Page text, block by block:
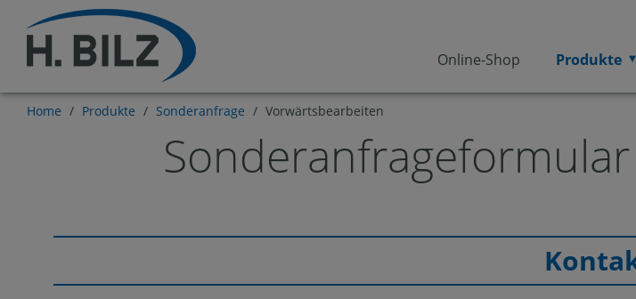
Online-Shop Produkte
Home / Produkte / Sonderanfrage / Vorwärtsbearbeiten